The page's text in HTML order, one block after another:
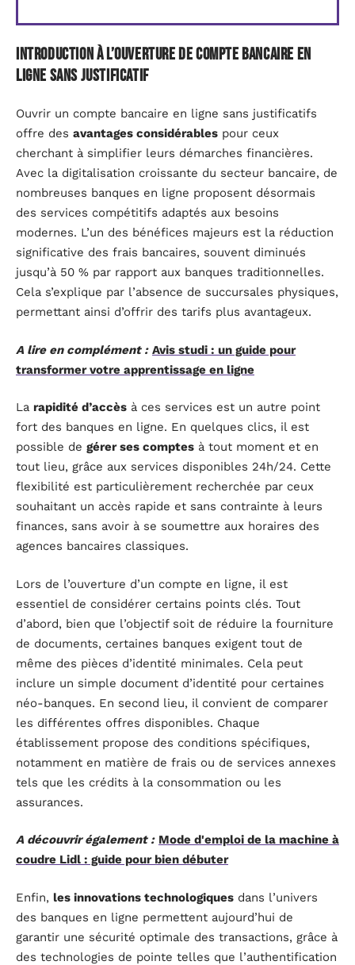
Introduction à l’ouverture de compte bancaire en
ligne sans justificatif
Ouvrir un compte bancaire en ligne sans justificatifs
offre des avantages considérables pour ceux
cherchant à simplifier leurs démarches financières.
Avec la digitalisation croissante du secteur bancaire, de
nombreuses banques en ligne proposent désormais
des services compétitifs adaptés aux besoins
modernes. L’un des bénéfices majeurs est la réduction
significative des frais bancaires, souvent diminués
jusqu’à 50 % par rapport aux banques traditionnelles.
Cela s’explique par l’absence de succursales physiques,
permettant ainsi d’offrir des tarifs plus avantageux.
A lire en complément : Avis studi : un guide pour
transformer votre apprentissage en ligne
La rapidité d’accès à ces services est un autre point
fort des banques en ligne. En quelques clics, il est
possible de gérer ses comptes à tout moment et en
tout lieu, grâce aux services disponibles 24h/24. Cette
flexibilité est particulièrement recherchée par ceux
souhaitant un accès rapide et sans contrainte à leurs
finances, sans avoir à se soumettre aux horaires des
agences bancaires classiques.
Lors de l’ouverture d’un compte en ligne, il est
essentiel de considérer certains points clés. Tout
d’abord, bien que l’objectif soit de réduire la fourniture
de documents, certaines banques exigent tout de
même des pièces d’identité minimales. Cela peut
inclure un simple document d’identité pour certaines
néo-banques. En second lieu, il convient de comparer
les différentes offres disponibles. Chaque
établissement propose des conditions spécifiques,
notamment en matière de frais ou de services annexes
tels que les crédits à la consommation ou les
assurances.
A découvrir également : Mode d'emploi de la machine à
coudre Lidl : guide pour bien débuter
Enfin, les innovations technologiques dans l’univers
des banques en ligne permettent aujourd’hui de
garantir une sécurité optimale des transactions, grâce à
des technologies de pointe telles que l’authentification